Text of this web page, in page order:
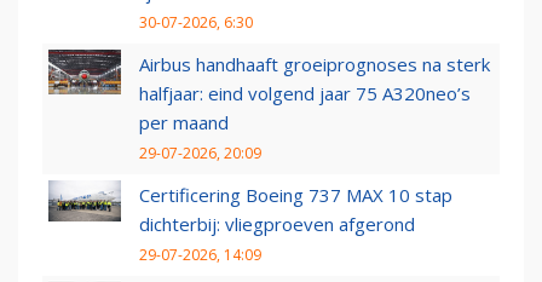
30-07-2026, 6:30
Airbus handhaaft groeiprognoses na sterk
halfjaar: eind volgend jaar 75 A320neo’s
per maand
29-07-2026, 20:09
Certificering Boeing 737 MAX 10 stap
dichterbij: vliegproeven afgerond
29-07-2026, 14:09